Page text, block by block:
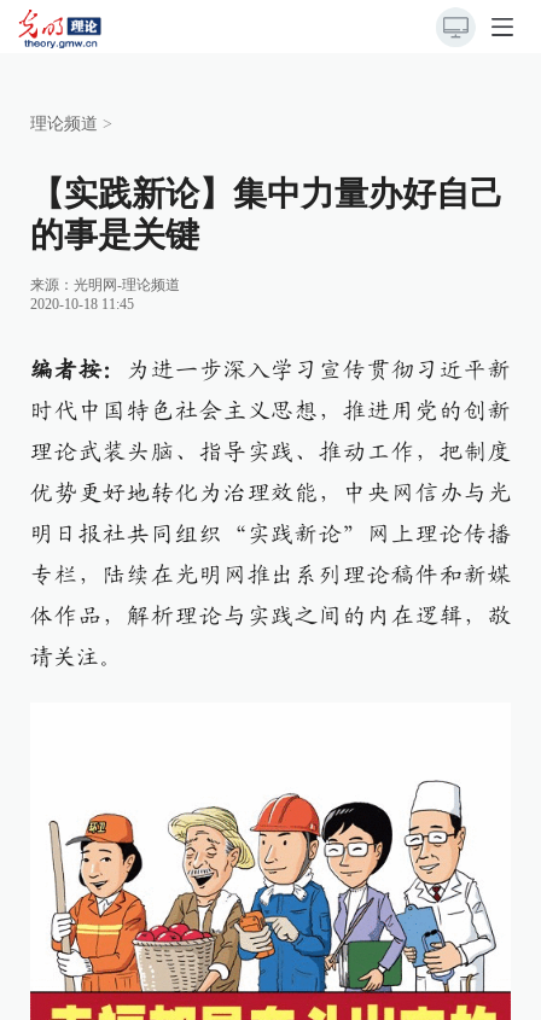
理论频道 >
【实践新论】集中力量办好自己
的事是关键
来源： 光明网-理论频道
2020-10-18 11:45
编者按：
为进一步深入学习宣传贯彻习近平新
时代中国特色社会主义思想，推进用党的创新
理论武装头脑、指导实践、推动工作，把制度
优势更好地转化为治理效能，中央网信办与光
明日报社共同组织“实践新论”网上理论传播
专栏，陆续在光明网推出系列理论稿件和新媒
体作品，解析理论与实践之间的内在逻辑，敬
请关注。